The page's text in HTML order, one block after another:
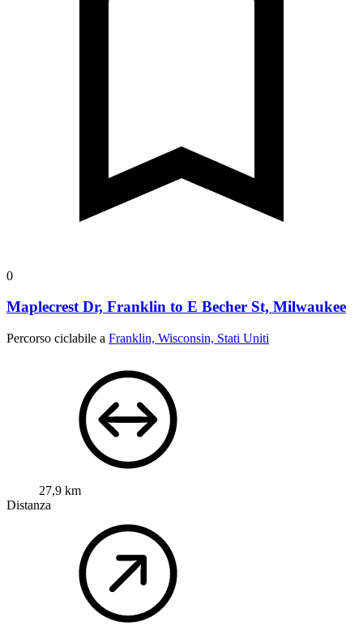
0
Maplecrest Dr, Franklin to E Becher St, Milwaukee
Percorso ciclabile a Franklin, Wisconsin, Stati Uniti
27,9 km
Distanza